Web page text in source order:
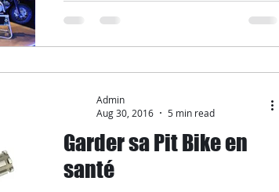
Garder sa Pit Bike en
santé
Admin
Aug 30, 2016
5 min read